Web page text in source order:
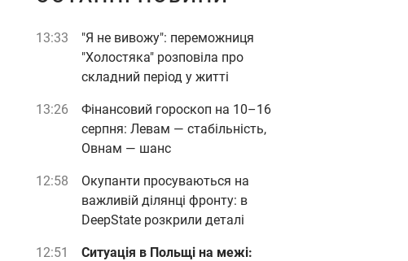
13:33
"Я не вивожу": переможниця
"Холостяка" розповіла про
складний період у житті
13:26
Фінансовий гороскоп на 10–16
серпня: Левам — стабільність,
Овнам — шанс
12:58
Окупанти просуваються на
важливій ділянці фронту: в
DeepState розкрили деталі
12:51
Ситуація в Польщі на межі: